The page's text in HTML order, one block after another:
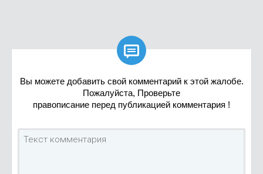

Вы можете добавить свой комментарий к этой жалобе.
Пожалуйста, Проверьте
правописание перед публикацией комментария !